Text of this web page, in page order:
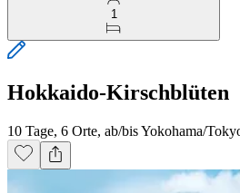
1
Hokkaido-Kirschblüten
10 Tage, 6 Orte, ab/bis Yokohama/